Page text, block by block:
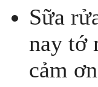
Sữa
nay tớ
cảm